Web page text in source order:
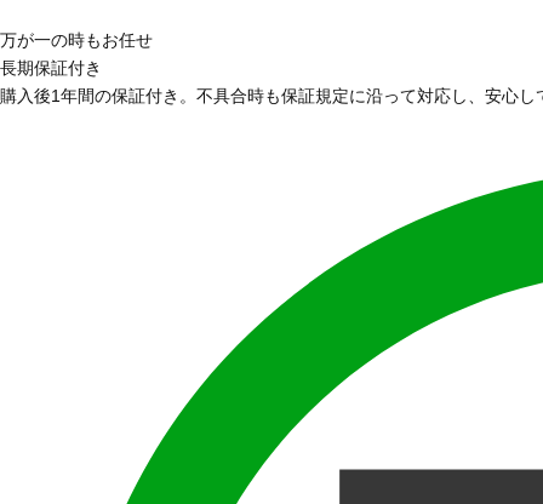
万が一の時もお任せ
長期保証付き
購入後1年間の保証付き。不具合時も保証規定に沿って対応し、安心